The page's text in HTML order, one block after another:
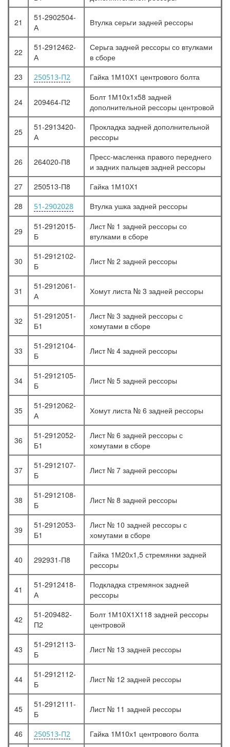
21
51-2902504-
А
Втулка серьги задней рессоры
22
51-2912462-
А
Серьга задней рессоры со втулками
в сборе
23
250513-П2 Гайка 1М10Х1 центрового болта
24 209464-П2
Болт 1М10х1х58 задней
дополнительной рессоры центровой
25
51-2913420-
А
Прокладка задней дополнительной
рессоры
26 264020-П8
Пресс-масленка правого переднего
и задних пальцев задней рессоры
27
250513-П8
Гайка 1М10Х1
28
51-2902028 Втулка ушка задней рессоры
29
51-2912015-
Б
Лист № 1 задней рессоры со
втулками в сборе
30
51-2912102-
Б
Лист № 2 задней рессоры
31
51-2912061-
А
Хомут листа № 3 задней рессоры
32
51-2912051-
Б1
Лист № 3 задней рессоры с
хомутами в сборе
33
51-2912104-
Б
Лист № 4 задней рессоры
34
51-2912105-
Б
Лист № 5 задней рессоры
35
51-2912062-
А
Хомут листа № 6 задней рессоры
36
51-2912052-
Б1
Лист № 6 задней рессоры с
хомутами в сборе
37
51-2912107-
Б
Лист № 7 задней рессоры
38
51-2912108-
Б
Лист № 8 задней рессоры
39
51-2912053-
Б1
Лист № 10 задней рессоры с
хомутами в сборе
40 292931-П8
Гайка 1М20х1,5 стремянки задней
рессоры
41
51-2912418-
А
Подкладка стремянок задней
рессоры
42
51-209482-
П2
Болт 1М10Х1Х118 задней рессоры
центровой
43
51-2912113-
Б
Лист № 13 задней рессоры
44
51-2912112-
Б
Лист № 12 задней рессоры
45
51-2912111-
Б
Лист № 11 задней рессоры
46 250513-П2 Гайка 1М10х1 центрового болта